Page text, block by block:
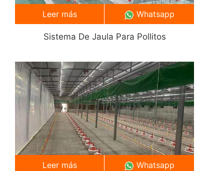
Sistema De Jaula Para Pollitos
Leer más Whatsapp
Leer más Whatsapp